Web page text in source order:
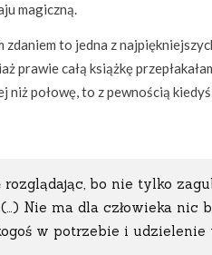
magiczną.
zdaniem to jedna z
prawie całą książkę
niż połowę, to z pewnością
bo nie tylko
Nie ma dla człowieka nic
w potrzebie i udzielenie